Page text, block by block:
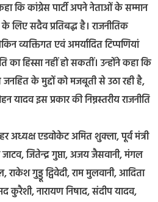
कि कांग्रेस पार्टी अपने नेताओं के सम्मान
लिए सदैव प्रतिबद्ध है। राजनीतिक
व्यक्तिगत एवं अमर्यादित टिप्पणियां
का हिस्सा नहीं हो सकतीं। उन्होंने कहा कि
के मुद्दों को मजबूती से उठा रही है,
यादव इस प्रकार की निम्नस्तरीय राजनीति
अध्यक्ष एडवोकेट अमित शुक्ला, पूर्व मंत्री
जितेन्द्र गुप्ता, अजय जैसवानी, मंगल
गुड्डू द्विवेदी, राम मुलवानी, आदिता
कुरैशी, नारायण निषाद, संदीप यादव,